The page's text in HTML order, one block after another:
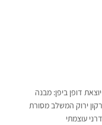
דופן ביפן: מבנה
ירוק המשלב מסורת
עוצמתי